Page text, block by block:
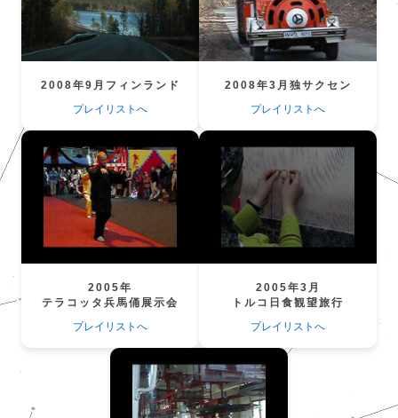
2008年9月フィンランド
プレイリストへ
2008年3月独サクセン
プレイリストへ
2005年
テラコッタ兵馬俑展示会
プレイリストへ
2005年3月
トルコ日食観望旅行
プレイリストへ